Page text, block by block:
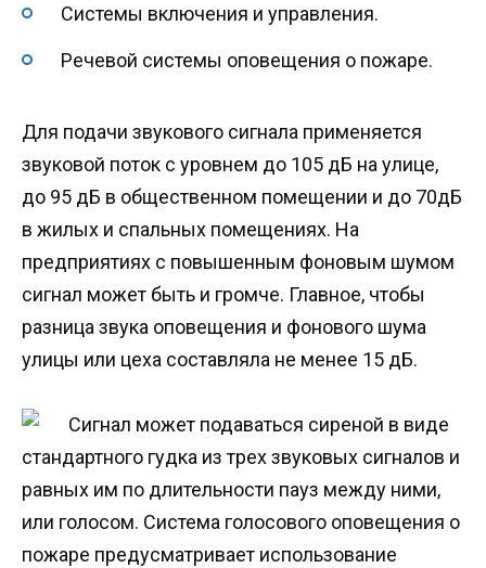
Системы включения и управления.
Речевой системы оповещения о пожаре.
Для подачи звукового сигнала применяется
звуковой поток с уровнем до 105 дБ на улице,
до 95 дБ в общественном помещении и до 70дБ
в жилых и спальных помещениях. На
предприятиях с повышенным фоновым шумом
сигнал может быть и громче. Главное, чтобы
разница звука оповещения и фонового шума
улицы или цеха составляла не менее 15 дБ.
Сигнал может подаваться сиреной в виде
стандартного гудка из трех звуковых сигналов и
равных им по длительности пауз между ними,
или голосом. Система голосового оповещения о
пожаре предусматривает использование